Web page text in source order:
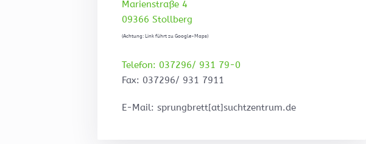
Marienstraße 4
09366 Stollberg
(Achtung: Link führt zu Google-Maps)
Telefon: 037296/ 931 79-0
Fax: 037296/ 931 7911
E-Mail: sprungbrett[at]suchtzentrum.de